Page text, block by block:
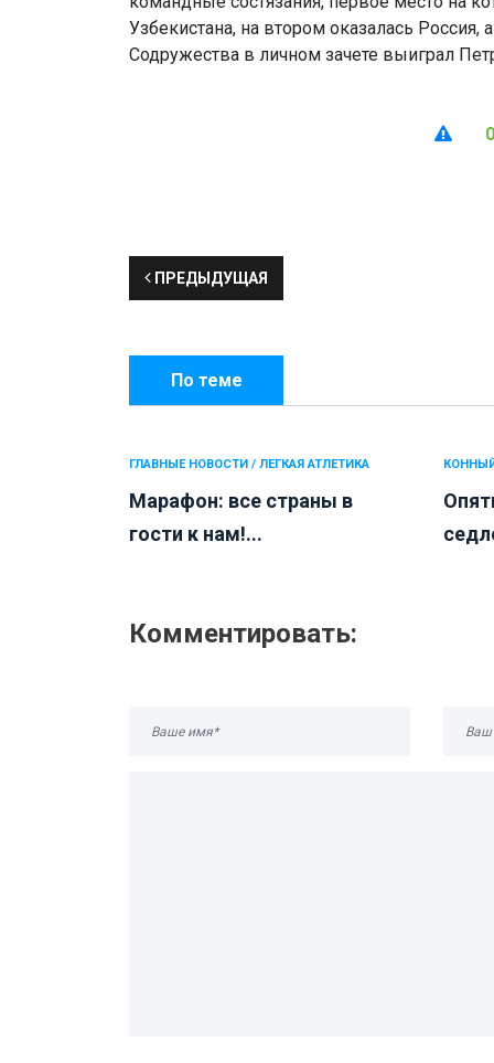
Узбекистана, на втором оказалась Россия,
Содружества в личном зачете выиграл
0
ПРЕДЫДУЩАЯ
По теме
ГЛАВНЫЕ НОВОСТИ / ЛЕГКАЯ АТЛЕТИКА
Марафон: все страны в
гости к нам!...
Комментировать: